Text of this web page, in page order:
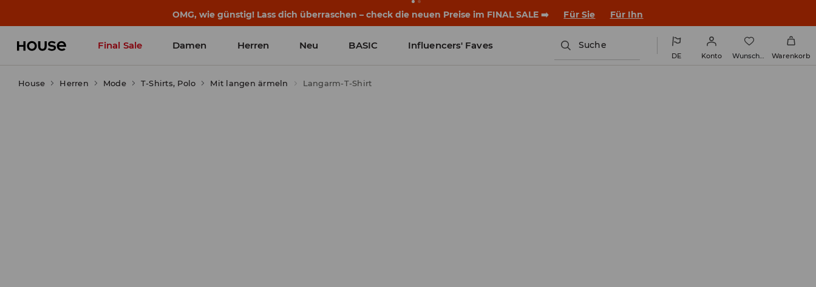
Die besten Geschichten beginnen noch vor dem ersten Klingeln. Starte mit einem neuen Outfit ins Schuljahr!
Final Sale Damen Herren Neu BASIC Influencers' Faves Suche
DE Konto Wunschliste Warenkorb
House Herren Mode T-Shirts, Polo Mit langen ärmeln Langarm-T-Shirt